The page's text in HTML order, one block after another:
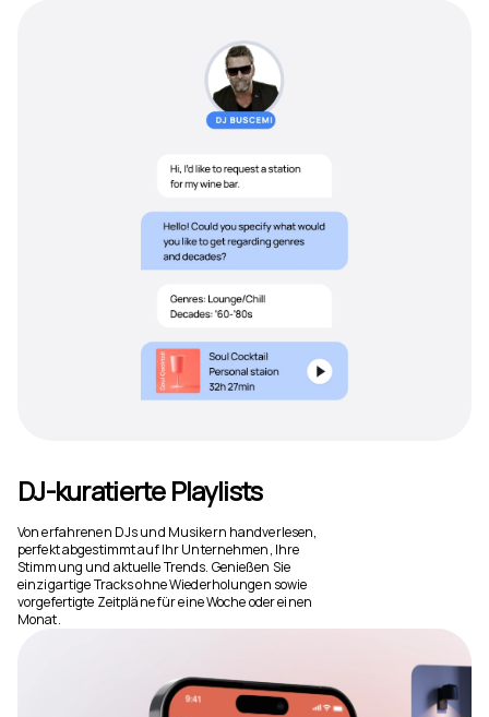
DJ-kuratierte Playlists
Von erfahrenen DJs und Musikern handverlesen,
perfekt abgestimmt auf Ihr Unternehmen, Ihre
Stimmung und aktuelle Trends. Genießen Sie
einzigartige Tracks ohne Wiederholungen sowie
vorgefertigte Zeitpläne für eine Woche oder einen
Monat.